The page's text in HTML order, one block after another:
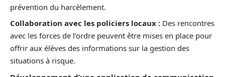
prévention du harcèlement.
Collaboration avec les policiers locaux : Des rencontres
avec les forces de l’ordre peuvent être mises en place pour
offrir aux élèves des informations sur la gestion des
situations à risque.